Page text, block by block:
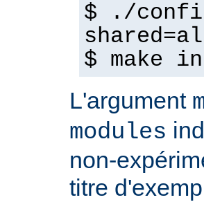
$ ./
$ make
L'argument
modules
non-
titre